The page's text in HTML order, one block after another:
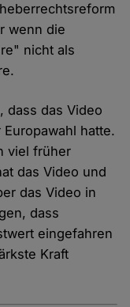
wenn die
nicht als
dass das Video
hatte.
viel früher
das Video und
das Video in
dass
eingefahren
Kraft